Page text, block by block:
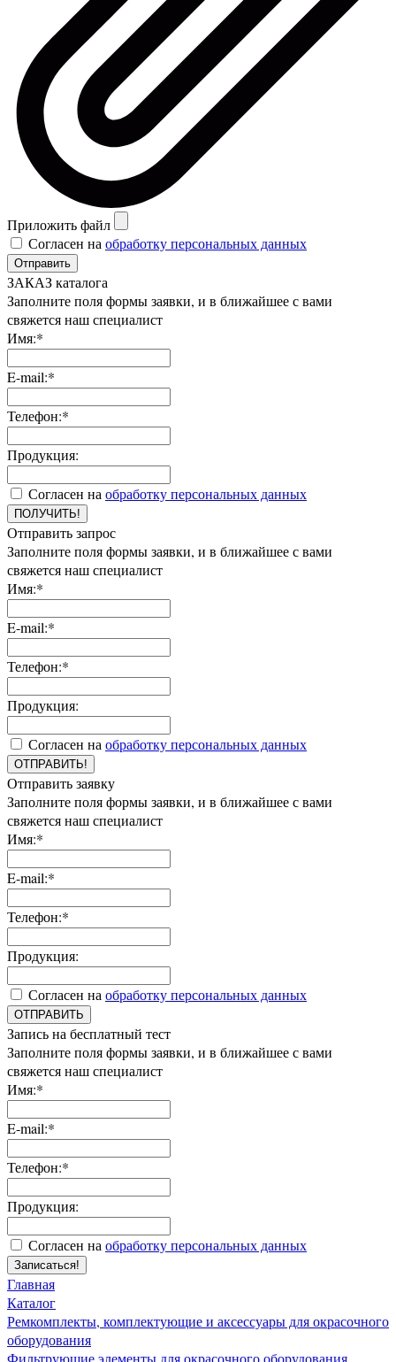
Приложить файл
Согласен на обработку персональных данных
Отправить
ЗАКАЗ каталога
Заполните поля формы заявки, и в ближайшее с вами
свяжется наш специалист
Имя:*
E-mail:*
Телефон:*
Продукция:
Согласен на обработку персональных данных
ПОЛУЧИТЬ!
Отправить запрос
Заполните поля формы заявки, и в ближайшее с вами
свяжется наш специалист
Имя:*
E-mail:*
Телефон:*
Продукция:
Согласен на обработку персональных данных
ОТПРАВИТЬ!
Отправить заявку
Заполните поля формы заявки, и в ближайшее с вами
свяжется наш специалист
Имя:*
E-mail:*
Телефон:*
Продукция:
Согласен на обработку персональных данных
ОТПРАВИТЬ
Запись на бесплатный тест
Заполните поля формы заявки, и в ближайшее с вами
свяжется наш специалист
Имя:*
E-mail:*
Телефон:*
Продукция:
Согласен на обработку персональных данных
Записаться!
Главная
Каталог
Ремкомплекты, комплектующие и аксессуары для окрасочного
оборудования
Фильтрующие элементы для окрасочного оборудования